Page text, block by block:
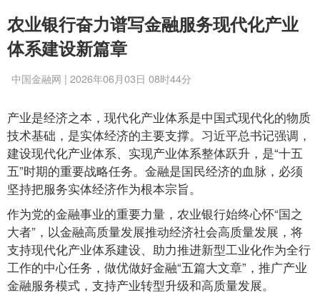
农业银行奋力谱写金融服务现代化产业
体系建设新篇章
中国金融网 | 2026年06月03日 08时44分
产业是经济之本，现代化产业体系是中国式现代化的物质
技术基础，是实体经济的主要支撑。习近平总书记强调，
建设现代化产业体系、实现产业体系整体跃升，是“十五
五”时期的重要战略任务。金融是国民经济的血脉，必须
坚持把服务实体经济作为根本宗旨。
作为党的金融事业的重要力量，农业银行始终心怀“国之
大者”，以金融高质量发展推动经济社会高质量发展，将
支持现代化产业体系建设、助力推进新型工业化作为全行
工作的中心任务，做优做好金融“五篇大文章”，推广产业
金融服务模式，支持产业转型升级和高质量发展。